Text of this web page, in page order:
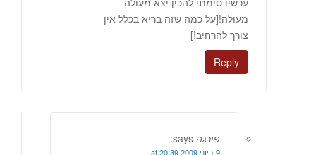
מעולה![על כמה שזה בריא בכלל אין
צורך להרחיב!]
Reply
פירגה says:
9 ביוני 2009 at 20:39